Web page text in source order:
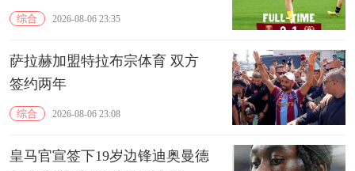
综合 2026-08-06 23:35
萨拉赫加盟特拉布宗体育 双方
签约两年
综合 2026-08-06 23:08
皇马官宣签下19岁边锋迪奥曼德